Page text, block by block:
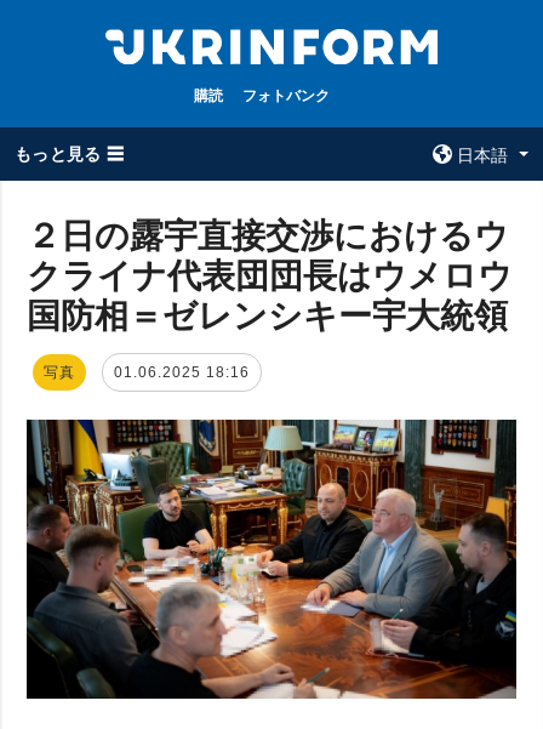
購読 フォトバンク
もっと見る ☰
日本語
全てのトピック
戦争
政治
経済・復興
防衛
社会・文化
スポーツ
犯罪
事故・緊急事態
ウクルインフォ
ルム
ウクルインフォル
追加
特集
サービス
購読
２日の露宇直接交渉におけるウ
クライナ代表団団長はウメロウ
国防相＝ゼレンシキー宇大統領
写真 01.06.2025 18:16